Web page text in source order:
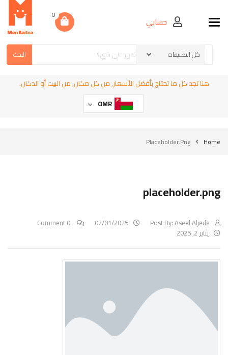
Toggle navigationحسابي
0
البحث
هنا تجد كل ما تحتاج بأفضل الأسعار, من كل مكان, من البيت أو الدكان.
OMR
Home
Placeholder.png
placeholder.png
Post By:Aseel Aljede
02/01/2025
يناير 2, 2025